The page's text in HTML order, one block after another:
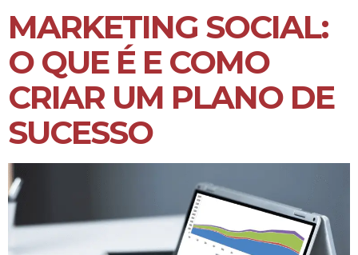
MARKETING SOCIAL:
O QUE É E COMO
CRIAR UM PLANO DE
SUCESSO